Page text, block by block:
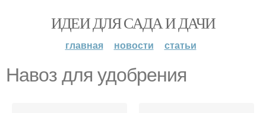
ИДЕИ ДЛЯ САДА И ДАЧИ
главная новости статьи
Навоз для удобрения